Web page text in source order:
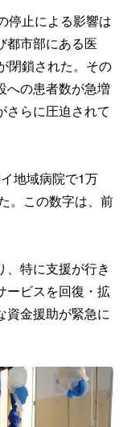
停止による影響は
都市部にある医
閉鎖された。その
への患者数が急増
さらに圧迫されて
地域病院で1万
。この数字は、前
、特に支援が行き
ービスを回復・拡
資金援助が緊急に